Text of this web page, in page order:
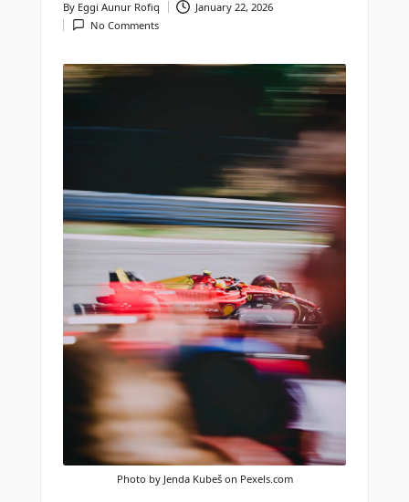
Posted
by
By Eggi Aunur Rofiq
January 22, 2026
No Comments
Photo by Jenda Kubeš on Pexels.com